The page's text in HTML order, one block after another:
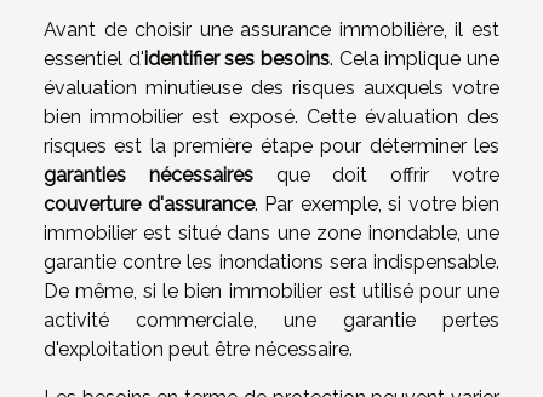
Avant de choisir une assurance immobilière, il est
essentiel d'identifier ses besoins. Cela implique une
évaluation minutieuse des risques auxquels votre
bien immobilier est exposé. Cette évaluation des
risques est la première étape pour déterminer les
garanties nécessairesque doit offrir votre
couverture d'assurance. Par exemple, si votre bien
immobilier est situé dans une zone inondable, une
garantie contre les inondations sera indispensable.
De même, si le bien immobilier est utilisé pour une
activité commerciale, une garantie pertes
d'exploitation peut être nécessaire.